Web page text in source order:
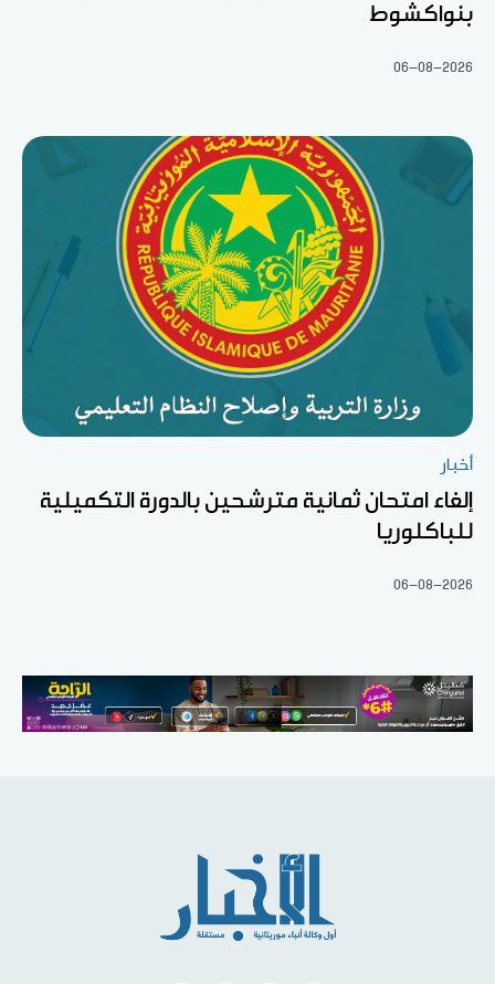
بنواكشوط
06-08-2026
أخبار
إلغاء امتحان ثمانية مترشحين بالدورة التكميلية
للباكلوريا
06-08-2026